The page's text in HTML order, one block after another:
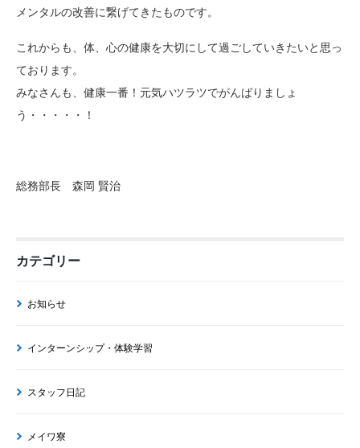
メンタルの改善に繋げてきたものです。
これからも、体、心の健康を大切にして過ごしていきたいと思っ
ております。
みなさんも、健康一番！元気ハツラツでがんばりましょ
う・・・・・！
総務部長 森岡 賢治
カテゴリー
お知らせ
インターンシップ・体験学習
スタッフ日記
メイワ寮